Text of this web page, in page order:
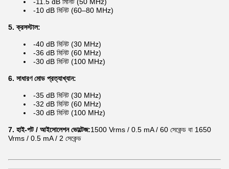
-10 dB মিনিট (60–80 MHz)
5. ক্রসস্টাল:
-40 dB মিনিট (30 MHz)
-36 dB মিনিট (60 MHz)
-30 dB মিনিট (100 MHz)
6. সাধারণ মোড প্রত্যাখ্যান:
-35 dB মিনিট (30 MHz)
-32 dB মিনিট (60 MHz)
-30 dB মিনিট (100 MHz)
7. হাই-পট / আইসোলেশন ভোল্টেজ:1500 Vrms / 0.5 mA / 60 সেকেন্ড বা 1650
Vrms / 0.5 mA / 2 সেকেন্ড